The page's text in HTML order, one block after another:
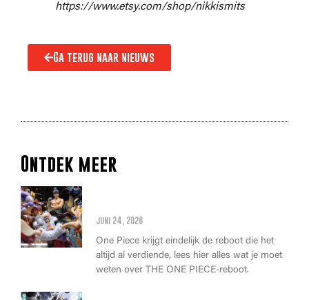
https://www.etsy.com/shop/nikkismits
Ga terug naar nieuws
Ontdek meer
juni 24, 2026
One Piece krijgt eindelijk de reboot die het
altijd al verdiende, lees hier alles wat je moet
weten over THE ONE PIECE-reboot.